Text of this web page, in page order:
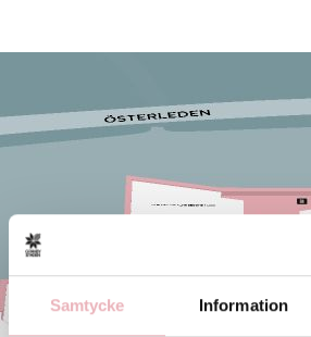
Samtycke Information